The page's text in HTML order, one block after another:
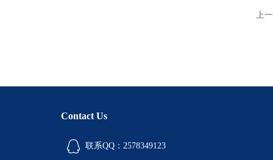
上
Contact Us
联系QQ：2578349123